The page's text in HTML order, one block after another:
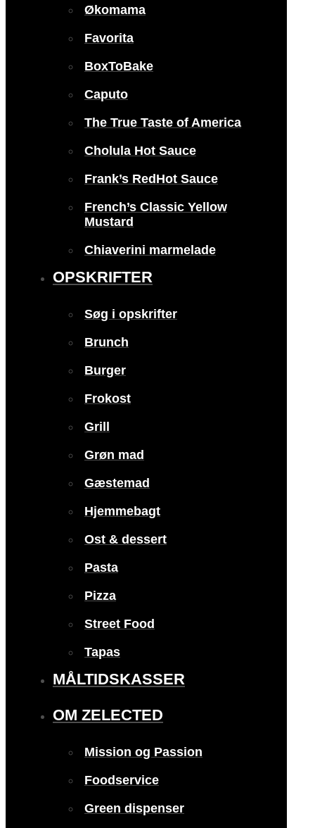
Økomama
Favorita
BoxToBake
Caputo
The True Taste of America
Cholula Hot Sauce
Frank’s RedHot Sauce
French’s Classic Yellow
Mustard
Chiaverini marmelade
OPSKRIFTER
Søg i opskrifter
Brunch
Burger
Frokost
Grill
Grøn mad
Gæstemad
Hjemmebagt
Ost & dessert
Pasta
Pizza
Street Food
Tapas
MÅLTIDSKASSER
OM ZELECTED
Mission og Passion
Foodservice
Green dispenser